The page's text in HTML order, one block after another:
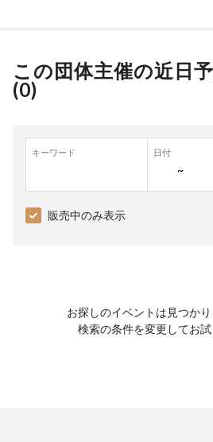
この団体主催の近日
(0)
キーワード 日付
~
販売中のみ表示
お探しのイベントは見つかり
検索の条件を変更してお試